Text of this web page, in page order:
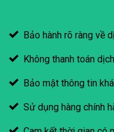
Bảo hành rõ ràng về
Không thanh toán
Bảo mật thông tin
Sử dụng hàng chính